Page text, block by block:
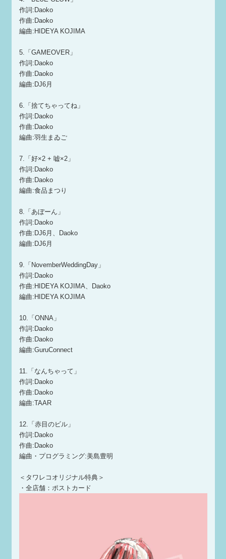
作詞:Daoko
作曲:Daoko
編曲:HIDEYA KOJIMA
5.「GAMEOVER」
作詞:Daoko
作曲:Daoko
編曲:DJ6月
6.「捨てちゃってね」
作詞:Daoko
作曲:Daoko
編曲:羽生まゐご
7.「好×2 + 嘘×2」
作詞:Daoko
作曲:Daoko
編曲:食品まつり
8.「あぼーん」
作詞:Daoko
作曲:DJ6月、Daoko
編曲:DJ6月
9.「NovemberWeddingDay」
作詞:Daoko
作曲:HIDEYA KOJIMA、Daoko
編曲:HIDEYA KOJIMA
10.「ONNA」
作詞:Daoko
作曲:Daoko
編曲:GuruConnect
11.「なんちゃって」
作詞:Daoko
作曲:Daoko
編曲:TAAR
12.「赤目のビル」
作詞:Daoko
作曲:Daoko
編曲・プログラミング:美島豊明
＜タワレコオリジナル特典＞
・全店舗：ポストカード